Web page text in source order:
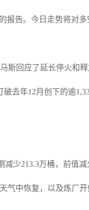
告。今日走势将对多
斯回应了延长停火和释
去年12月创下的逾
少213.3万桶，前值减
气中恢复，以及炼厂